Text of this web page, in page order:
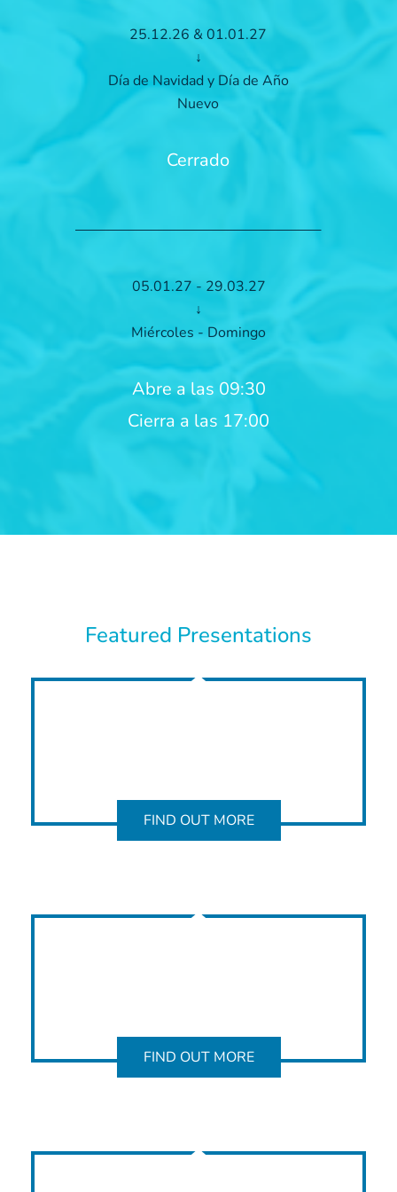
25.12.26 & 01.01.27
↓
Día de Navidad y Día de Año
Nuevo
Cerrado
05.01.27 - 29.03.27
↓
Miércoles - Domingo
Abre a las 09:30
Cierra a las 17:00
Featured Presentations
FIND OUT MORE
FIND OUT MORE